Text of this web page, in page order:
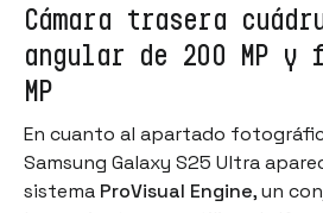
Cámara trasera
angular de 200 MP
MP
En cuanto al apartado
Samsung Galaxy S25 Ultra
sistema ProVisual Engine, un